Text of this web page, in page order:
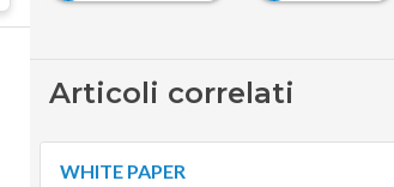
Articoli correlati
WHITE PAPER